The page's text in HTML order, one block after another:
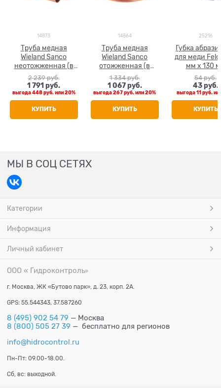
14873
Труба медная
Wieland Sanco
неотожженная (в
штанге 5 м) 28 x 1.0
2 239 руб.
1 791 руб.
выгода448 руб.или20%
КУПИТЬ
14864
Труба медная
Wieland Sanco
отожженная (в
бухтах) 18 x 1.0
1 334 руб.
1 067 руб.
выгода267 руб.или20%
КУПИТЬ
25216
Губка
для меди
мм х 130
54 руб.
43 руб.
выгода11 руб.
КУПИТЬ
МЫ В СОЦ СЕТЯХ
Категории
Информация
Личный кабинет
ООО « Гидроконтроль»
г. Москва, ЖК «Бутово парк», д. 23, корп. 2А.
GPS: 55.544343, 37.587260
8 (495) 902 54 79 — Москва
8 (800) 505 27 39 — бесплатно для регионов
info@hidrocontrol.ru
Пн-Пт: 09.00-18.00.
Сб, вс: выходной.